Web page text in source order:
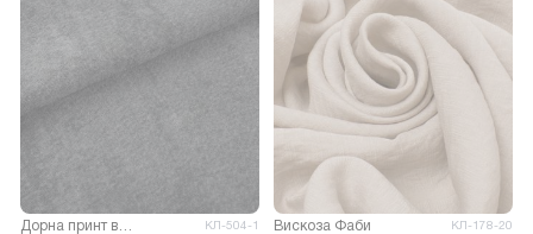
КЛ-504-1 Вискоза Фаби КЛ-178-20